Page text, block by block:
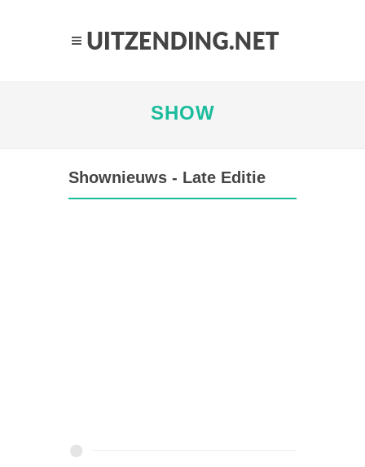
SHOW
Shownieuws - Late Editie